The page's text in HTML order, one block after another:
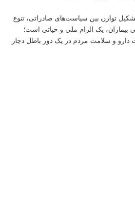
توازن بین سیاست‌های صادراتی، تنوع
بیماران، یک الزام ملی و حیاتی است؛
دارو و سلامت مردم در یک دور باطل دچار